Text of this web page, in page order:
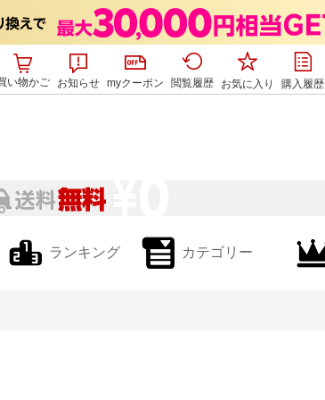
い物かご お知らせ myクーポン 閲覧履歴 お気に入り 購入履歴